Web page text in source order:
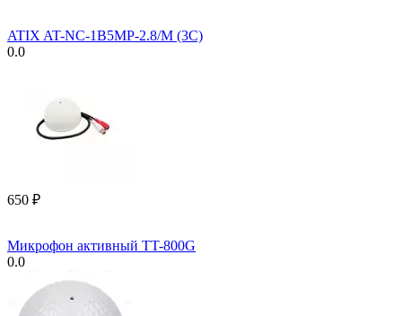
ATIX AT-NC-1B5MP-2.8/M (3C)
0.0
‍650‍ ₽
Микрофон активный TT-800G
0.0